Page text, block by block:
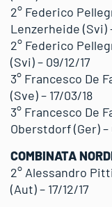
2° Federico
Lenzerheide (Svi)
2° Federico
(Svi) – 09/12/17
3° Francesco De
(Sve) – 17/03/18
3° Francesco De
Oberstdorf (Ger) –
COMBINATA
2° Alessandro
(Aut) – 17/12/17